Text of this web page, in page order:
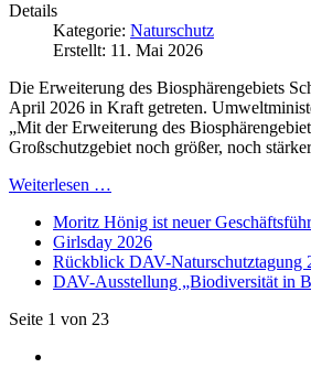
Details
Kategorie: Naturschutz
Erstellt: 11. Mai 2026
Die Erweiterung des Biosphärengebiets
April 2026 in Kraft getreten.
„Mit der Erweiterung des
Großschutzgebiet noch größer, noch
Weiterlesen …
Moritz Hönig ist neuer
Girlsday 2026
Rückblick DAV-Naturschutztagung
DAV-Ausstellung „Biodiversität in
Seite 1 von 23